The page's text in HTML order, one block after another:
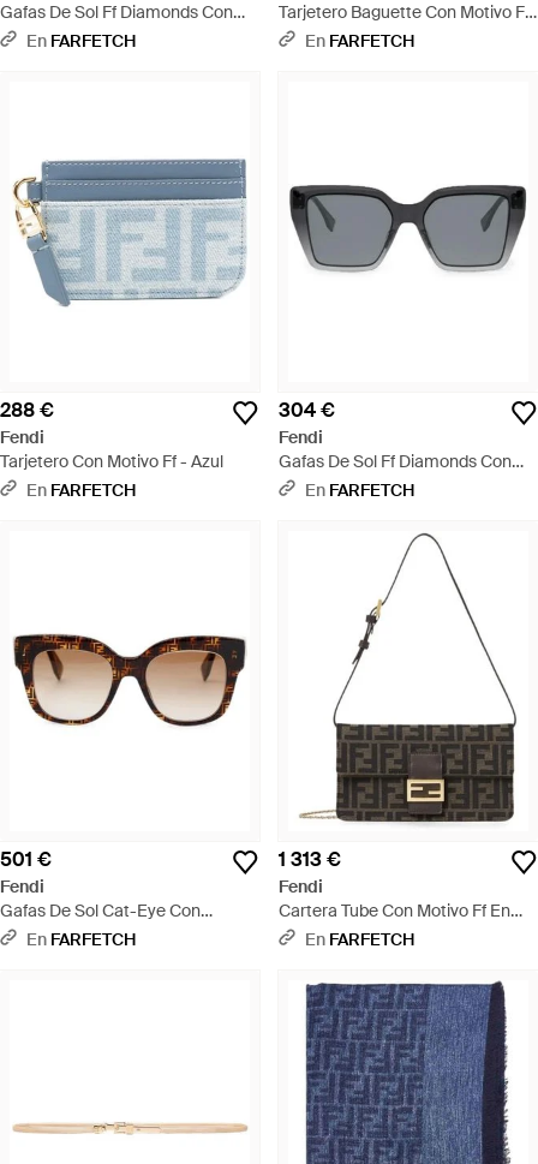
Gafas De Sol Ff Diamonds Con
Montura Cat Eye - Negro
En FARFETCH
Tarjetero Baguette Con Motivo Ff
En Relieve - Rosa
En FARFETCH
288 €
Fendi
Tarjetero Con Motivo Ff - Azul
En FARFETCH
304 €
Fendi
Gafas De Sol Ff Diamonds Con
Montura Cuadrada - Gris
En FARFETCH
501 €
Fendi
Gafas De Sol Cat-Eye Con
Monograma Ff - Marrón
En FARFETCH
1 313 €
Fendi
Cartera Tube Con Motivo Ff En
Jacquard - Blanco
En FARFETCH